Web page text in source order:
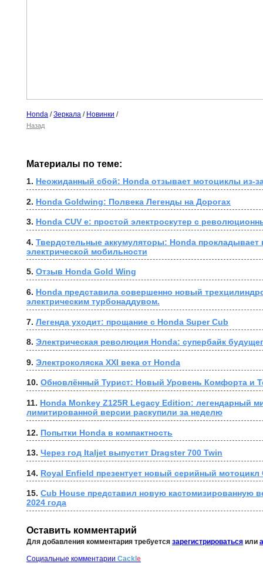
Honda /Зеркала / Новинки /
Назад
Материалы по теме:
1. Неожиданный сбой: Honda отзывает мотоциклы из-
2. Honda Goldwing: Полвека Легенды на Дорогах
3. Honda CUV e: простой электроскутер с
4. Твердотельные аккумуляторы: Honda прокладывает
электрической мобильности
5. Отзыв Honda Gold Wing
6. Honda представила совершенно новый
электрическим турбонаддувом.
7. Легенда уходит: прощание с Honda Super Cub
8. Электрическая революция Honda: супербайк
9. Электроколяска XXI века от Honda
10. Обновлённый Турист: Новый Уровень Комфорта и
11. Honda Monkey Z125R Legacy Edition: легендарный
лимитированной версии раскупили за неделю
12. Попытки Honda в компактность
13. Через год Italjet выпустит Dragster 700 Twin
14. Royal Enfield презентует новый серийный мотоцикл
15. Cub House представил новую кастомизированную
2024 года
Оставить комментарий
Для добавления комментария требуется зарегистрироваться или
Социальные комментарии Cackl e